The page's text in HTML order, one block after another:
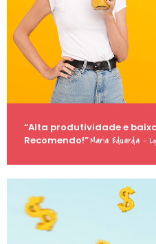
“Alta produtividade e
Recomendo!”Maria Eduarda –